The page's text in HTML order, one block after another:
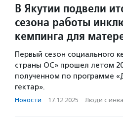
В Якутии подвели
сезона работы
кемпинга для
Первый сезон социального
страны ОС» прошел летом
полученном по программе
гектар».
Новости · 17.12.2025 · Люди с